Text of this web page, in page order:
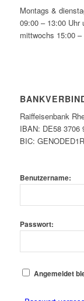
Montags &
09:00 – 13:00 Uhr
mittwochs 15:00 –
Raiffeisenbank
IBAN: DE58 3706
BIC:
Benutzername:
Passwort:
Angemeldet